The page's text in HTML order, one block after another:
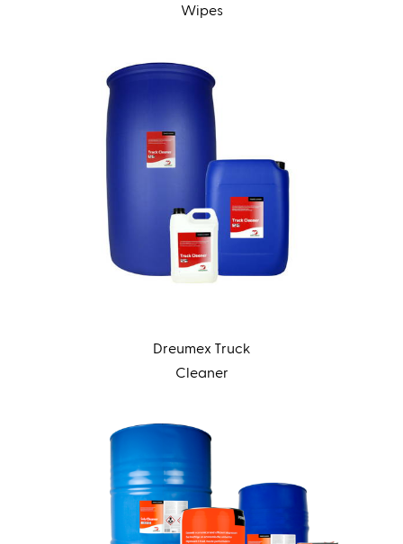
Wipes
Dreumex Truck
Cleaner